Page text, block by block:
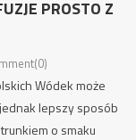
PROSTO Z
Wódek może
lepszy sposób
o smaku